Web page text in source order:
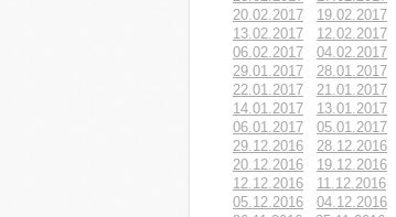
20.02.2017
19.02.2017
13.02.2017
12.02.2017
06.02.2017
04.02.2017
29.01.2017
28.01.2017
22.01.2017
21.01.2017
14.01.2017
13.01.2017
06.01.2017
05.01.2017
29.12.2016
28.12.2016
20.12.2016
19.12.2016
12.12.2016
11.12.2016
05.12.2016
04.12.2016